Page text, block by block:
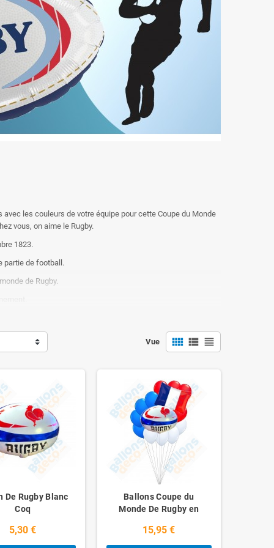
les couleurs de votre équipe pour cette Coupe du Monde
vous, on aime le Rugby.
1823.
partie de football.
de Rugby.
regonflés 10 à 20 fois sur plusieurs années sans
Vue view_comfy view_list view_headline
De Rugby Blanc
Coq
5,30 €
Ballons Coupe du
Monde De Rugby en
15,95 €